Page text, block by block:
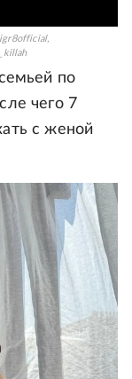
по
чего 7
с женой